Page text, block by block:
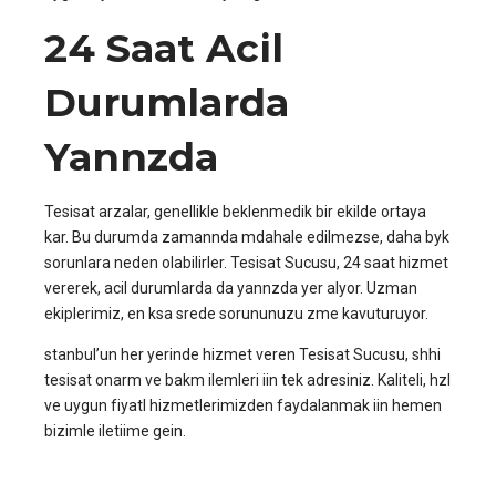
24 Saat Acil
Durumlarda
Yannzda
Tesisat arzalar, genellikle beklenmedik bir ekilde ortaya
kar. Bu durumda zamannda mdahale edilmezse, daha byk
sorunlara neden olabilirler. Tesisat Sucusu, 24 saat hizmet
vererek, acil durumlarda da yannzda yer alyor. Uzman
ekiplerimiz, en ksa srede sorununuzu zme kavuturuyor.
stanbul’un her yerinde hizmet veren Tesisat Sucusu, shhi
tesisat onarm ve bakm ilemleri iin tek adresiniz. Kaliteli, hzl
ve uygun fiyatl hizmetlerimizden faydalanmak iin hemen
bizimle iletiime gein.